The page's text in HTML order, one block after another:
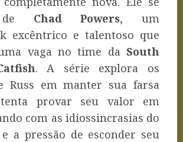
de Chad Powers, um
excêntrico e talentoso que
vaga no time da South
. A série explora os
Russ em manter sua farsa
provar seu valor em
com as idiossincrasias do
a pressão de esconder seu